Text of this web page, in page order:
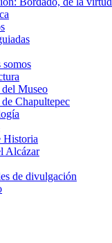
somos
Museo
Chapultepec
Historia
Alcázar
de divulgación